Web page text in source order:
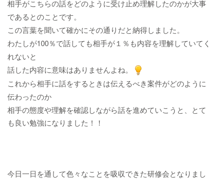
相手がこちらの話をどのように受け止め理解したのかが大事
であるとのことです。
この言葉を聞いて確かにその通りだと納得しました。
わたしが100％で話しても相手が１％も内容を理解していてく
れないと
話した内容に意味はありませんよね。​​​​​​​
これから相手に話をするときは伝えるべき案件がどのように
伝わったのか
相手の態度や理解を確認しながら話を進めていこうと、とて
も良い勉強になりました！！
今日一日を通して色々なことを吸収できた研修会となりまし